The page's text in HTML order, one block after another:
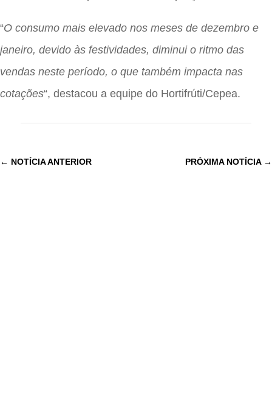
“O consumo mais elevado nos meses de dezembro e
janeiro, devido às festividades, diminui o ritmo das
vendas neste período, o que também impacta nas
cotações“, destacou a equipe do Hortifrúti/Cepea.
← NOTÍCIA ANTERIOR PRÓXIMA NOTÍCIA→